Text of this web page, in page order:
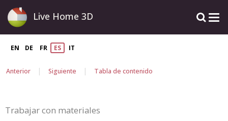
Live Home 3D
EN DE FR ES IT
Anterior | Siguiente | Tabla de contenido
Trabajar con materiales